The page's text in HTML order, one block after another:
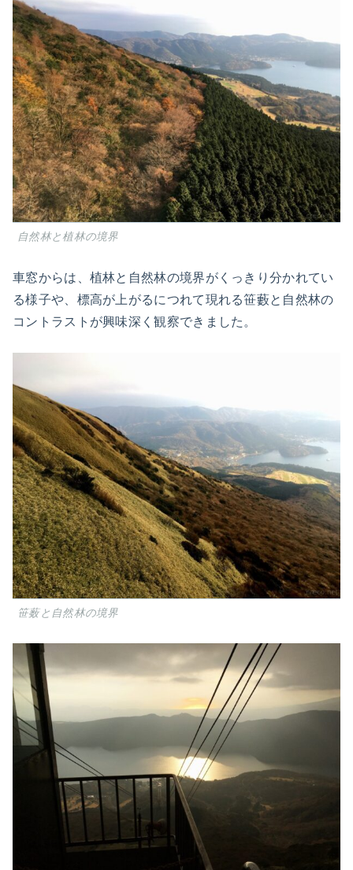
自然林と植林の境界
車窓からは、植林と自然林の境界がくっきり分かれてい
る様子や、標高が上がるにつれて現れる笹藪と自然林の
コントラストが興味深く観察できました。
笹薮と自然林の境界